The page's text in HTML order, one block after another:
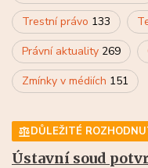
Trestní právo 133
Právní aktuality 269
Zmínky v médiích 151
DŮLEŽITÉ
Ústavní soud